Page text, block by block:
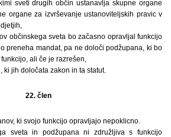
sveti drugih občin ustanavlja skupne organe
organe za izvrševanje ustanoviteljskih pravic v
občinskega sveta bo začasno opravljal funkcijo
preneha mandat, pa ne določi podžupana, ki bo
ali če je razrešen,
jih določata zakon in ta statut.
22. člen
ki svojo funkcijo opravljajo nepoklicno.
sveta in podžupana ni združljiva s funkcijo